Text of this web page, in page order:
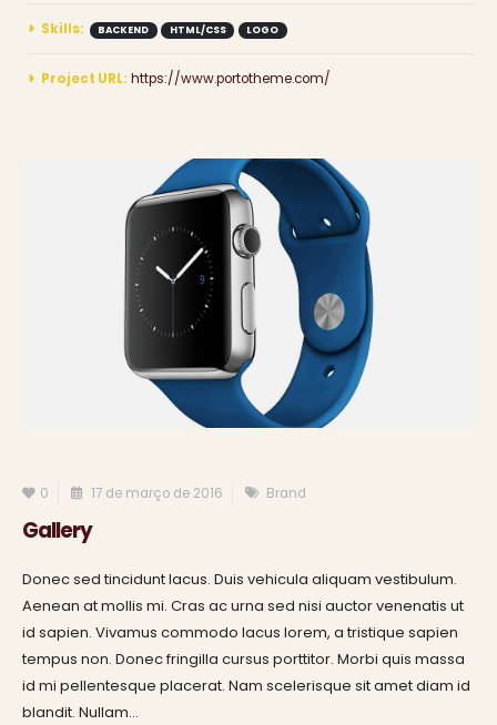
Skills: BACKEND HTML/CSS LOGO
Project URL: https://www.portotheme.com/
0 17 de março de 2016 Brand
Gallery
Donec sed tincidunt lacus. Duis vehicula aliquam vestibulum.
Aenean at mollis mi. Cras ac urna sed nisi auctor venenatis ut
id sapien. Vivamus commodo lacus lorem, a tristique sapien
tempus non. Donec fringilla cursus porttitor. Morbi quis massa
id mi pellentesque placerat. Nam scelerisque sit amet diam id
blandit. Nullam...